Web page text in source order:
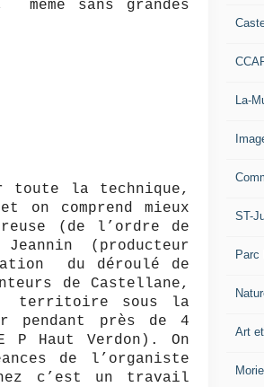
sans grandes
toute la technique,
comprend mieux
(de l’ordre de
(producteur
du déroulé de
de Castellane,
territoire sous la
pendant près de 4
P Haut Verdon). On
de l’organiste
c’est un travail
La-
ST-
Parc
Art